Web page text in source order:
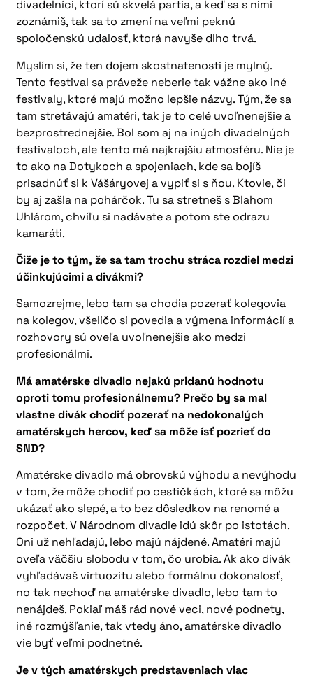
divadelníci, ktorí sú skvelá partia, a keď sa s nimi
zoznámiš, tak sa to zmení na veľmi peknú
spoločenskú udalosť, ktorá navyše dlho trvá.
Myslím si, že ten dojem skostnatenosti je mylný.
Tento festival sa práveže neberie tak vážne ako iné
festivaly, ktoré majú možno lepšie názvy. Tým, že sa
tam stretávajú amatéri, tak je to celé uvoľnenejšie a
bezprostrednejšie. Bol som aj na iných divadelných
festivaloch, ale tento má najkrajšiu atmosféru. Nie je
to ako na Dotykoch a spojeniach, kde sa bojíš
prisadnúť si k Vášáryovej a vypiť si s ňou. Ktovie, či
by aj zašla na pohárčok. Tu sa stretneš s Blahom
Uhlárom, chvíľu si nadávate a potom ste odrazu
kamaráti.
Čiže je to tým, že sa tam trochu stráca rozdiel medzi
účinkujúcimi a divákmi?
Samozrejme, lebo tam sa chodia pozerať kolegovia
na kolegov, všeličo si povedia a výmena informácií a
rozhovory sú oveľa uvoľnenejšie ako medzi
profesionálmi.
Má amatérske divadlo nejakú pridanú hodnotu
oproti tomu profesionálnemu? Prečo by sa mal
vlastne divák chodiť pozerať na nedokonalých
amatérskych hercov, keď sa môže ísť pozrieť do
SND?
Amatérske divadlo má obrovskú výhodu a nevýhodu
v tom, že môže chodiť po cestičkách, ktoré sa môžu
ukázať ako slepé, a to bez dôsledkov na renomé a
rozpočet. V Národnom divadle idú skôr po istotách.
Oni už nehľadajú, lebo majú nájdené. Amatéri majú
oveľa väčšiu slobodu v tom, čo urobia. Ak ako divák
vyhľadávaš virtuozitu alebo formálnu dokonalosť,
no tak nechoď na amatérske divadlo, lebo tam to
nenájdeš. Pokiaľ máš rád nové veci, nové podnety,
iné rozmýšľanie, tak vtedy áno, amatérske divadlo
vie byť veľmi podnetné.
Je v tých amatérskych predstaveniach viac